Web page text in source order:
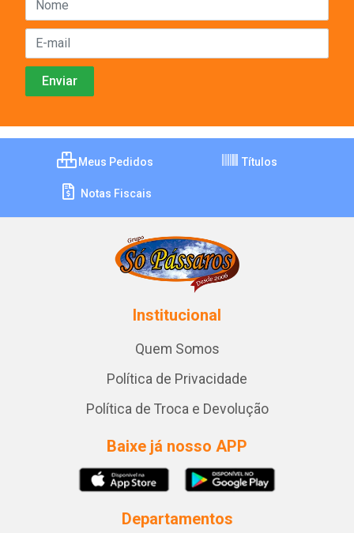
Meus Pedidos Títulos
Notas Fiscais
Institucional
Quem Somos
Política de Privacidade
Política de Troca e Devolução
Baixe já nosso APP
Departamentos